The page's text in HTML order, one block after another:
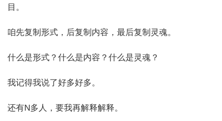
目。
咱先复制形式，后复制内容，最后复制灵魂。
什么是形式？什么是内容？什么是灵魂？
我记得我说了好多好多。
还有N多人，要我再解释解释。